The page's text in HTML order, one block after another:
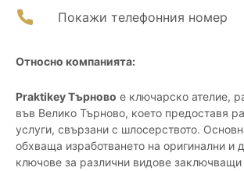
Покажи телефонния номер
Относно компанията:
Praktikey Търново е ключарско ателие,
във Велико Търново, което предоставя
услуги, свързани с шлосерството.
обхваща изработването на оригинални и
ключове за различни видове